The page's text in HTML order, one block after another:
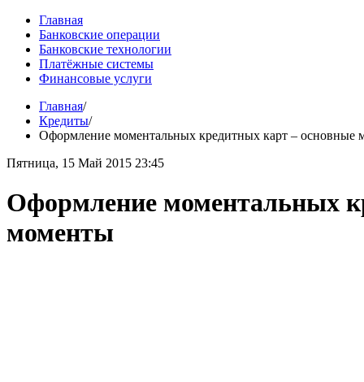
Главная
Банковские операции
Банковские технологии
Платёжные системы
Финансовые услуги
Главная/
Кредиты/
Оформление моментальных кредитных карт – основные
Пятница, 15 Май 2015 23:45
Оформление моментальных
моменты